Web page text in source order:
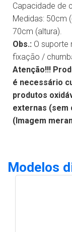
Capacidade de
Medidas: 50cm
70cm (altura).
Obs.: O suporte
fixação /
Atenção!!!
é necessário
produtos
externas (sem
(Imagem
Modelos